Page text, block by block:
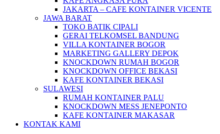
JAKARTA – CAFE KONTAINER VICENTE
JAWA BARAT
TOKO BATIK CIPALI
GERAI TELKOMSEL BANDUNG
VILLA KONTAINER BOGOR
MARKETING GALLERY DEPOK
KNOCKDOWN RUMAH BOGOR
KNOCKDOWN OFFICE BEKASI
KAFE KONTAINER BEKASI
SULAWESI
RUMAH KONTAINER PALU
KNOCKDOWN MESS JENEPONTO
KAFE KONTAINER MAKASAR
KONTAK KAMI